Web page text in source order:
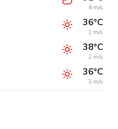
4 m/s
36°C
1 m/s
38°C
2 m/s
36°C
3 m/s